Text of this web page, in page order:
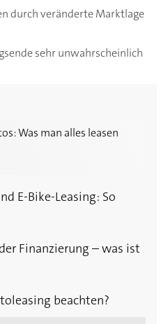
durch veränderte Marktlage
sehr unwahrscheinlich
Was man alles leasen
alles leasen kann
E-Bike-Leasing: So
Finanzierung – was ist
beachten?